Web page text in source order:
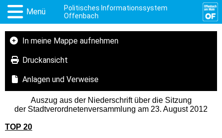
Menü
Politisches Informationssystem
Offenbach
In meine Mappe aufnehmen
Druckansicht
Anlagen und Verweise
Auszug aus der Niederschrift über die Sitzung
der Stadtverordnetenversammlung am 23. August 2012
TOP 20